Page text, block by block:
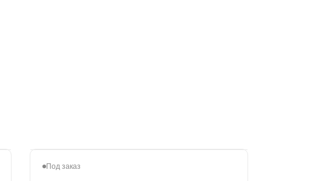
Под заказ